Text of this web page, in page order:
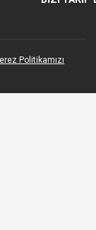
Politikamızı